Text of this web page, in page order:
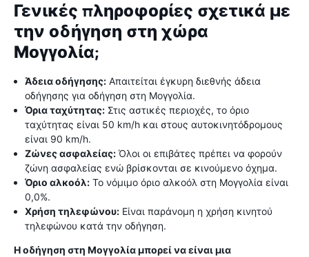
Γενικές πληροφορίες σχετικά με
την οδήγηση στη χώρα
Μογγολία;
Άδεια οδήγησης: Απαιτείται έγκυρη διεθνής άδεια
οδήγησης για οδήγηση στη Μογγολία.
Όρια ταχύτητας: Στις αστικές περιοχές, το όριο
ταχύτητας είναι 50 km/h και στους αυτοκινητόδρομους
είναι 90 km/h.
Ζώνες ασφαλείας: Όλοι οι επιβάτες πρέπει να φορούν
ζώνη ασφαλείας ενώ βρίσκονται σε κινούμενο όχημα.
Όριο αλκοόλ: Το νόμιμο όριο αλκοόλ στη Μογγολία είναι
0,0%.
Χρήση τηλεφώνου: Είναι παράνομη η χρήση κινητού
τηλεφώνου κατά την οδήγηση.
Η οδήγηση στη Μογγολία μπορεί να είναι μια